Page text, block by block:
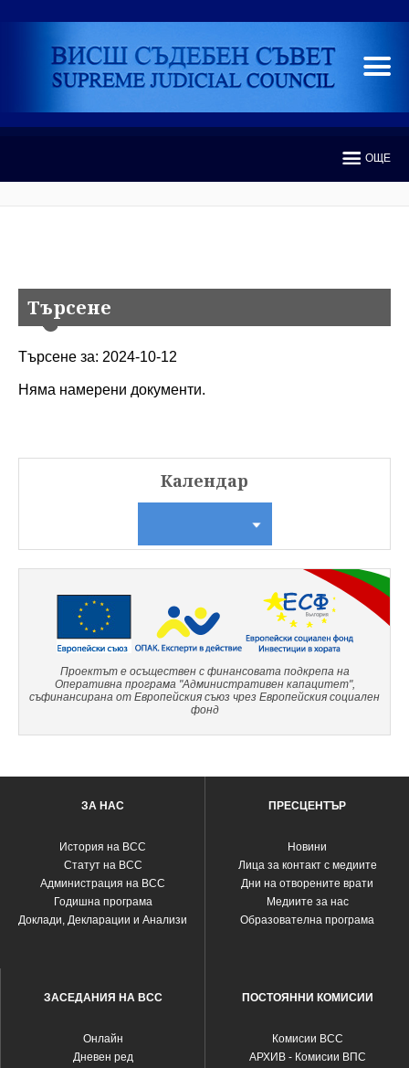
ОЩЕ
Търсене
Търсене за: 2024-10-12
Няма намерени документи.
Календар
Проектът е осъществен с финансовата подкрепа на
Оперативна програма "Административен капацитет",
съфинансирана от Европейския съюз чрез Европейския социален
фонд
ЗА НАС
История на ВСС
Статут на ВСС
Администрация на ВСС
Годишна програма
Доклади, Декларации и Анализи
ПРЕСЦЕНТЪР
Новини
Лица за контакт с медиите
Дни на отворените врати
Медиите за нас
Образователна програма
ЗАСЕДАНИЯ НА ВСС
Oнлайн
Дневен ред
ПОСТОЯННИ КОМИСИИ
Комисии ВСС
АРХИВ - Комисии ВПС